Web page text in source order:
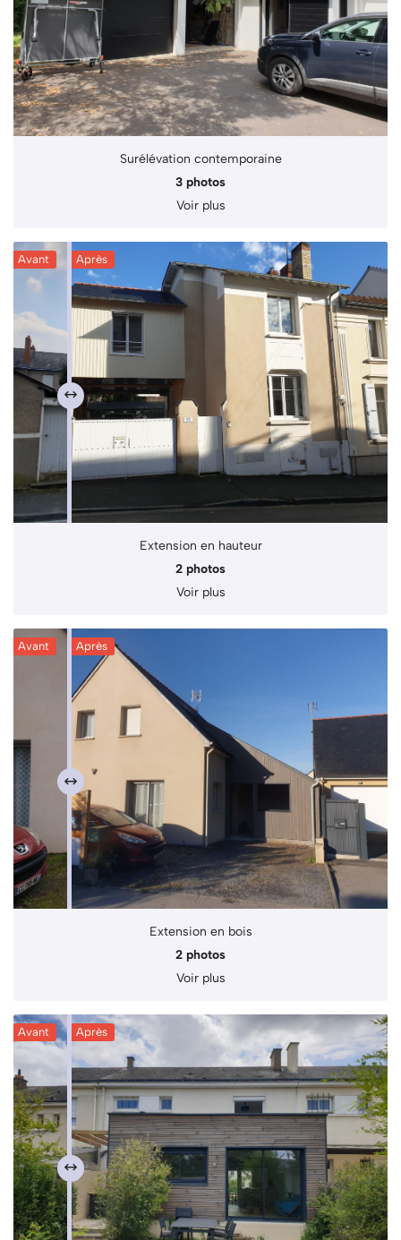
Surélévation contemporaine
3 photos
Voir plus
Avant Après
Extension en hauteur
2 photos
Voir plus
Avant Après
Extension en bois
2 photos
Voir plus
Avant Après